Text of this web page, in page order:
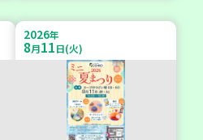
2026年
8月11日(火)